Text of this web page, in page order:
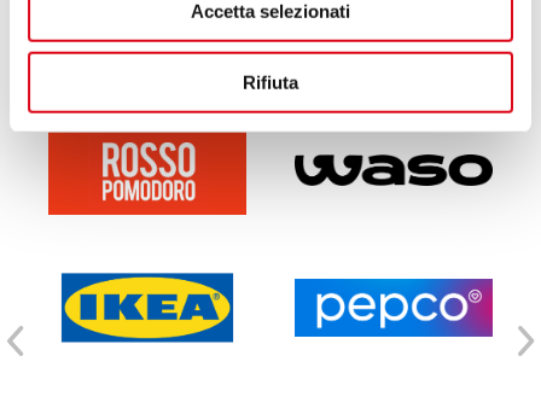
Accetta selezionati
Rifiuta
S Servizi (9)